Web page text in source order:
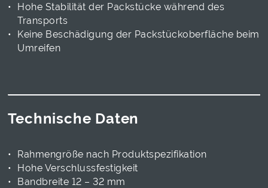
Hohe Stabilität der Packstücke während des
Transports
Keine Beschädigung der Packstückoberfläche beim
Umreifen
Technische Daten
Rahmengröße nach Produktspezifikation
Hohe Verschlussfestigkeit
Bandbreite 12 – 32 mm